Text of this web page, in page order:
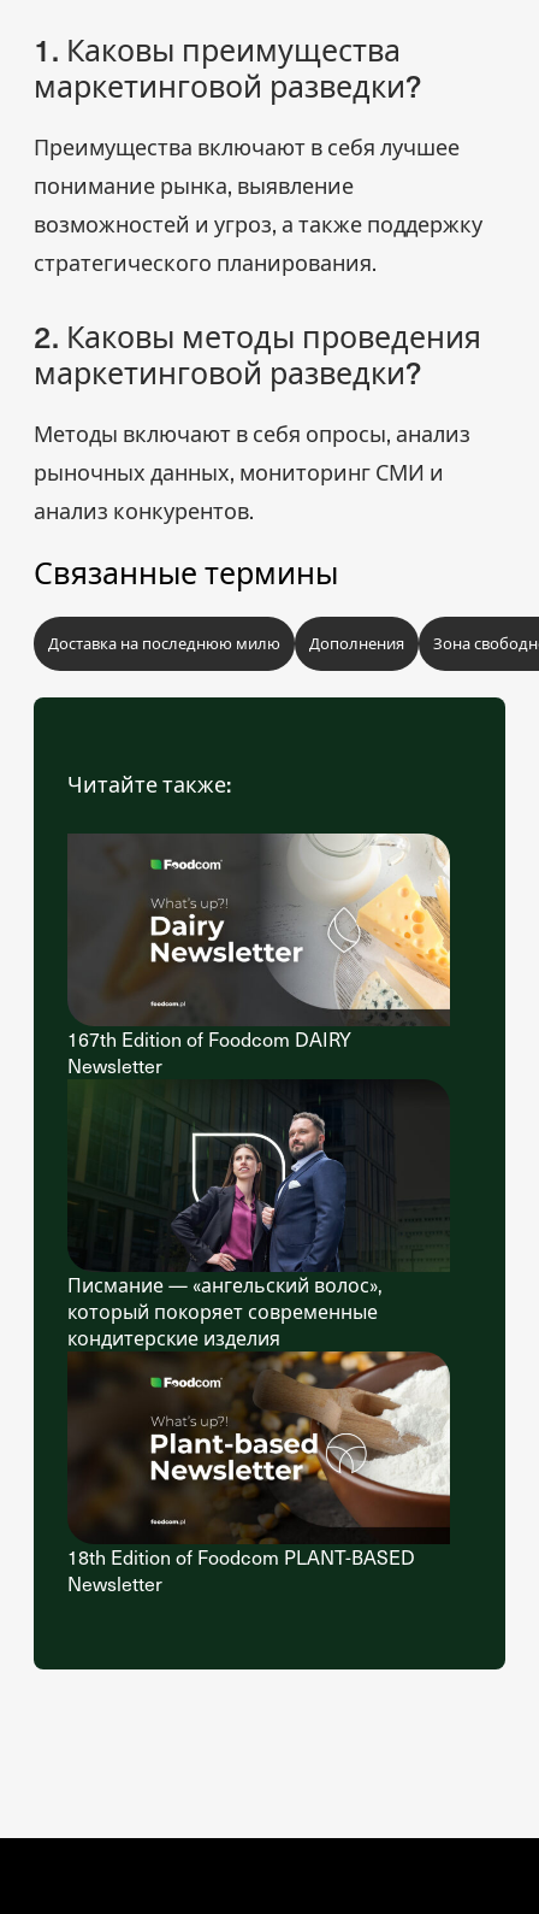
1. Каковы преимущества
маркетинговой разведки?
Преимущества включают в себя лучшее
понимание рынка, выявление
возможностей и угроз, а также поддержку
стратегического планирования.
2. Каковы методы проведения
маркетинговой разведки?
Методы включают в себя опросы, анализ
рыночных данных, мониторинг СМИ и
анализ конкурентов.
Связанные термины
Доставка на последнюю милю Дополнения Зона
Читайте также:
167th Edition of Foodcom DAIRY
Newsletter
Писмание — «ангельский волос»,
который покоряет современные
кондитерские изделия
18th Edition of Foodcom PLANT-BASED
Newsletter